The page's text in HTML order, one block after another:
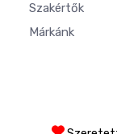
Szakértők
Márkánk